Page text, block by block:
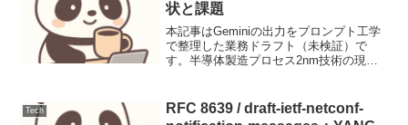
状と課題
本記事はGeminiの出力をプロンプト工学
で整理した業務ドラフト（未検証）で
す。半導体製造プロセス2nm技術の現状
用化に向けて熾烈な開発競争を繰り広げ
ています。主要な...
Tech
RFC 8639 / draft-ietf-netconf-